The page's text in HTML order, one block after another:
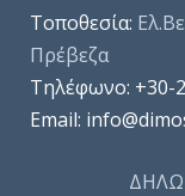
Τοποθεσία:
Πρέβεζα
Τηλέφωνo: +30-
Email: